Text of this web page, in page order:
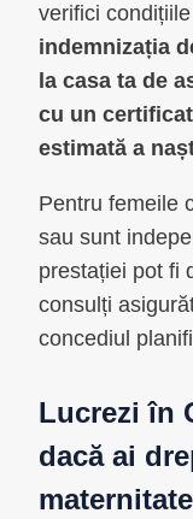
verifici
indemnizația
la casa ta de
cu un
estimată a
Pentru femeile
sau sunt
prestației pot fi
consulți
concediul
Lucrezi în
dacă ai